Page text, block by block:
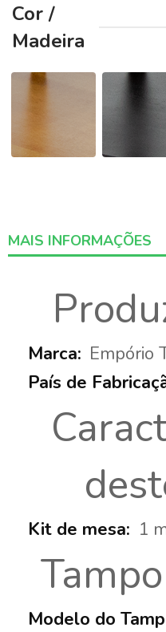
Cor /
Madeira
MAIS INFORMAÇÕES
Informations
Empório
1